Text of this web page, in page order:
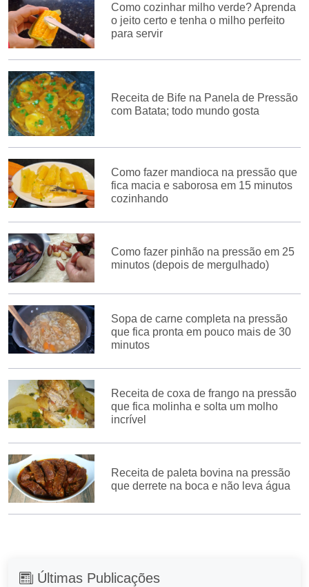
Como cozinhar milho verde? Aprenda
o jeito certo e tenha o milho perfeito
para servir
Receita de Bife na Panela de Pressão
com Batata; todo mundo gosta
Como fazer mandioca na pressão que
fica macia e saborosa em 15 minutos
cozinhando
Como fazer pinhão na pressão em 25
minutos (depois de mergulhado)
Sopa de carne completa na pressão
que fica pronta em pouco mais de 30
minutos
Receita de coxa de frango na pressão
que fica molinha e solta um molho
incrível
Receita de paleta bovina na pressão
que derrete na boca e não leva água
Últimas Publicações